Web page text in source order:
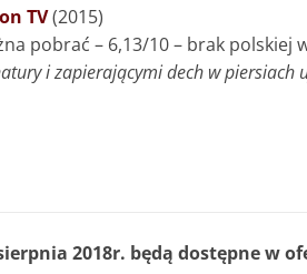
TV(2015)
pobrać – 6,13/10 – brak polskiej
i zapierającymi dech w piersiach
2018r. będą dostępne w